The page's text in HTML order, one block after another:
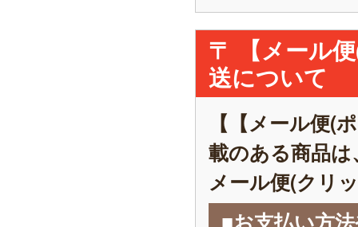
〒 【メール
送について
【【メール便(
載のある商品
メール便(クリ